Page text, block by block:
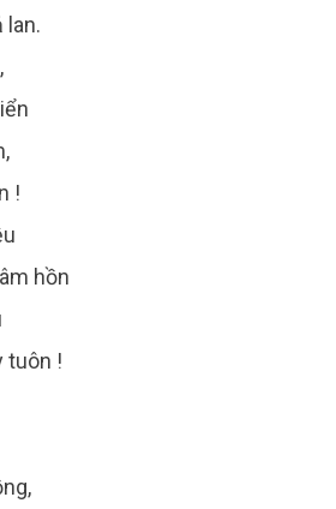
lan.
!
hồn
tuôn !